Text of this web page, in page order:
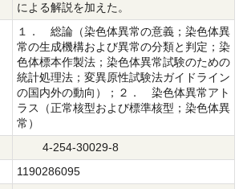
による解説を加えた。
１． 総論（染色体異常の意義；染色体異
常の生成機構および異常の分類と判定；染
色体標本作製法；染色体異常試験のための
統計処理法；変異原性試験法ガイドライン
の国内外の動向）；２． 染色体異常アト
ラス（正常核型および標準核型；染色体異
常）
4-254-30029-8
1190286095